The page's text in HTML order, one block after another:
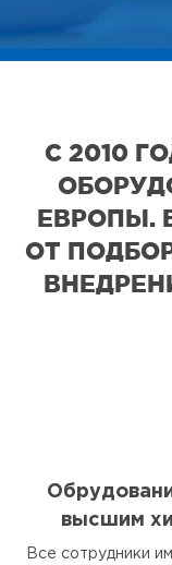
С 2010
ЕВРОПЫ.
ОТ
высшим
Все сотрудники